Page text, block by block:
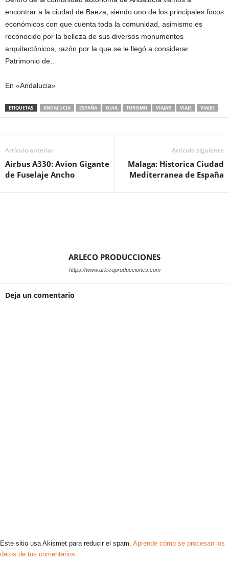
encontrar a la ciudad de Baeza, siendo uno de los principales focos
económicos con que cuenta toda la comunidad, asimismo es
reconocido por la belleza de sus diversos monumentos
arquitectónicos, razón por la que se le llegó a considerar
Patrimonio de…
En «Andalucia»
ETIQUETAS ANDALUCIA ESPAÑA GUIA TURISMO VIAJAR VIAJE VIAJES
Artículo anterior
Airbus A330: Avion Gigante
de Fuselaje Ancho
Artículo siguiente
Malaga: Historica Ciudad
Mediterranea de España
ARLECO PRODUCCIONES
https://www.arlecoproducciones.com
Deja un comentario
Este sitio usa Akismet para reducir el spam. Aprende cómo se procesan los
datos de tus comentarios.